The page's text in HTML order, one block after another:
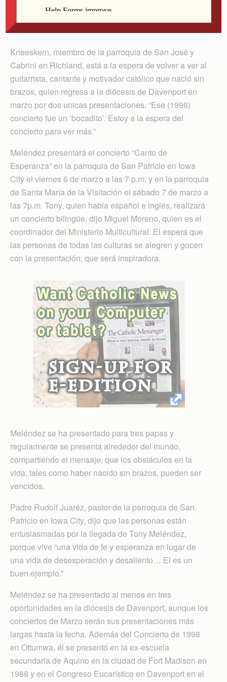
CNS/Don Blake, The Dialog
Kneeskern, miembro de la parroquia de San José y
Cabrini en Richland, está a la espera de volver a ver al
guitarrista, cantante y motivador católico que nació sin
brazos, quien regresa a la diócesis de Davenport en
marzo por dos unicas presentaciones. “Ese (1998)
concierto fue un ‘bocadito’. Estoy a la espera del
concierto para ver más.”
Meléndez presentará el concierto “Canto de
Esperanza” en la parroquia de San Patricio en Iowa
City el viernes 6 de marzo a las 7 p.m. y en la parroquia
de Santa María de la Visitación el sábado 7 de marzo a
las 7p.m. Tony, quien habla español e inglés, realizará
un concierto bilingüe, dijo Miguel Moreno, quien es el
coordinador del Ministerio Multicultural. El espera que
las personas de todas las culturas se alegren y gocen
con la presentación, que será inspiradora.
Meléndez se ha presentado para tres papas y
regularmente se presenta alrededor del mundo,
compartiendo el mensaje, que los obstáculos en la
vida, tales como haber nacido sin brazos, pueden ser
vencidos.
Padre Rudolf Juaréz, pastor de la parroquia de San
Patricio en Iowa City, dijo que las personas están
entusiasmadas por la llegada de Tony Meléndez,
porque vive “una vida de fe y esperanza en lugar de
una vida de desesperación y desaliento… El es un
buen ejemplo.”
Meléndez se ha presentado al menos en tres
oportunidades en la diócesis de Davenport, aunque los
conciertos de Marzo serán sus presentaciones más
largas hasta la fecha. Además del Concierto de 1998
en Ottumwa, él se presentó en la ex-escuela
secundaria de Aquino en la ciudad de Fort Madison en
1988 y en el Congreso Eucarístico en Davenport en el